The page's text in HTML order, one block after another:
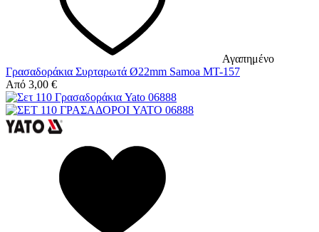
Αγαπημένο
Γρασαδοράκια Συρταρωτά Ø22mm Samoa MT-157
Από 3,00 €